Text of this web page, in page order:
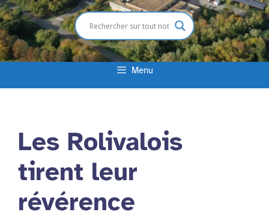
Menu
Les Rolivalois
tirent leur
révérence